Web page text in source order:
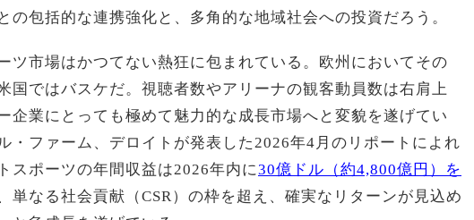
の包括的な連携強化と、多角的な地域社会への投資だろう。
ツ市場はかつてない熱狂に包まれている。欧州においてその
国ではバスケだ。視聴者数やアリーナの観客動員数は右肩上
企業にとっても極めて魅力的な成長市場へと変貌を遂げてい
・ファーム、デロイトが発表した2026年4月のリポートによれ
スポーツの年間収益は2026年内に30億ドル（約4,800億円）を
単なる社会貢献（CSR）の枠を超え、確実なリターンが見込め